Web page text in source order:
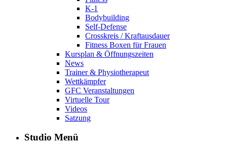
K-1
Bodybuilding
Self-Defense
Crosskreis / Kraftausdauer
Fitness Boxen für Frauen
Kursplan & Öffnungszeiten
News
Trainer & Physiotherapeut
Wettkämpfer
GFC Veranstaltungen
Virtuelle Tour
Videos
Satzung
Studio Menü